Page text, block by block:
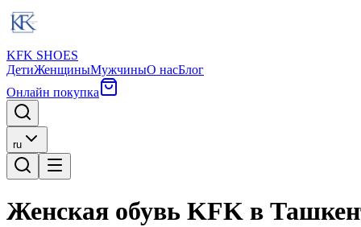
KFK SHOES
ДетиЖенщиныМужчиныО насБлог
Онлайн покупка
ru
Женская обувь KFK в